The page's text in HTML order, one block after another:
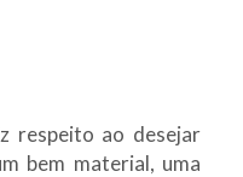
respeito ao desejar
bem material, uma